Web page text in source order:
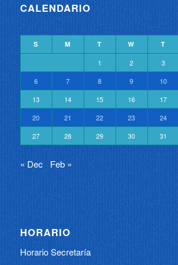
CALENDARIO
S M T W T
1 2 3
6
7 8 9 10
13
14 15 16 17
20
21 22 23 24
27
28 29 30 31
« Dec Feb »
HORARIO
Horario Secretaría